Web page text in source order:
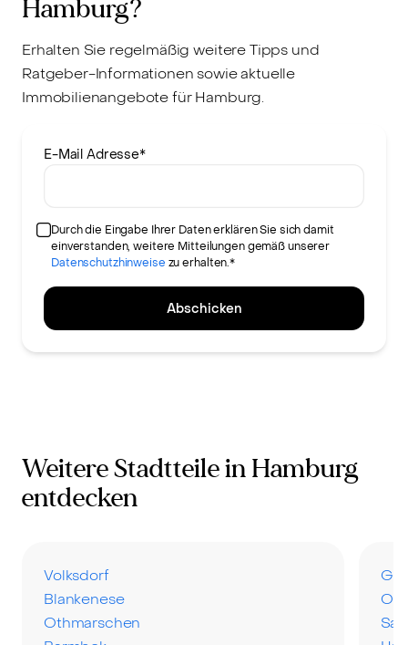
Hamburg?
Erhalten Sie regelmäßig weitere Tipps und
Ratgeber-Informationen sowie aktuelle
Immobilienangebote für Hamburg.
E-Mail Adresse*
Durch die Eingabe Ihrer Daten erklären Sie sich damit
einverstanden, weitere Mitteilungen gemäß unserer
Datenschutzhinweise zu erhalten.*
Abschicken
Weitere Stadtteile in Hamburg
entdecken
Volksdorf
Blankenese
Othmarschen